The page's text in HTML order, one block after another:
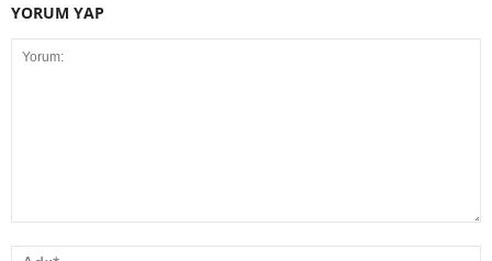
YORUM YAP